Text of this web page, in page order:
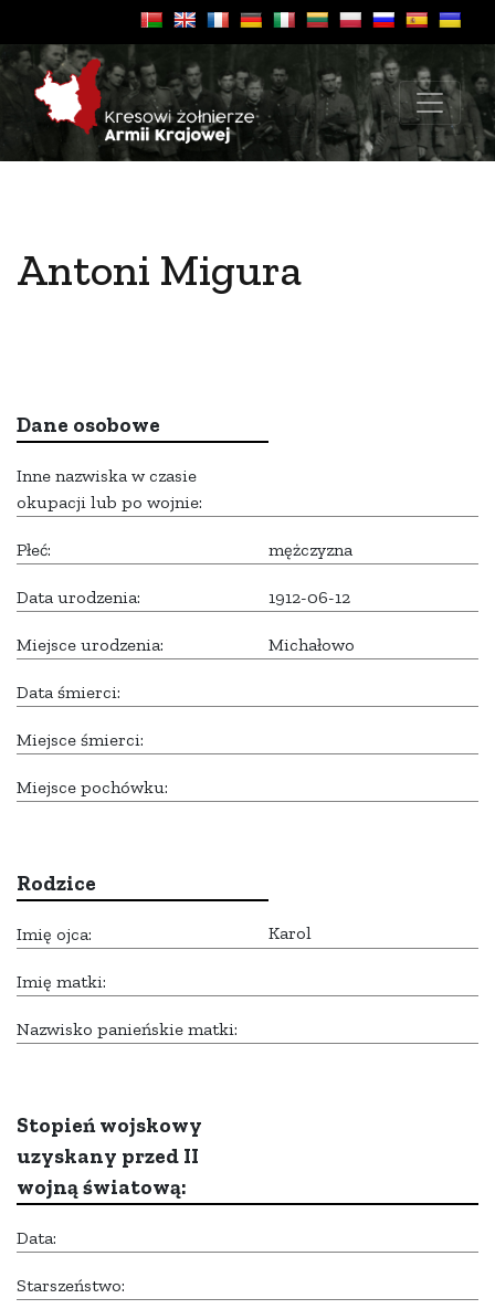
Antoni Migura
Dane osobowe
Inne nazwiska w czasie
okupacji lub po wojnie:
Płeć: mężczyzna
Data urodzenia: 1912-06-12
Miejsce urodzenia: Michałowo
Data śmierci:
Miejsce śmierci:
Miejsce pochówku:
Rodzice
Imię ojca: Karol
Imię matki:
Nazwisko panieńskie matki:
Stopień wojskowy
uzyskany przed II
wojną światową:
Data:
Starszeństwo: